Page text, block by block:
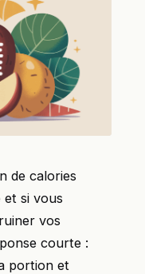
de calories
si vous
vos
courte :
portion et